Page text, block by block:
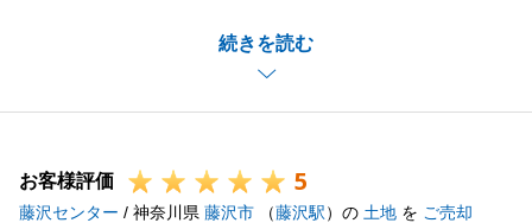
続きを読む
掛けしましたがＵ様、Ｔ様には多大なご協力を頂き無
これから気温も下がって参りますので皆さまご自愛く
お客様評価 5
藤沢センター / 神奈川県 藤沢市 （藤沢駅）の 土地 を ご売却